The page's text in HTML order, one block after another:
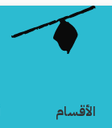
الأقسام